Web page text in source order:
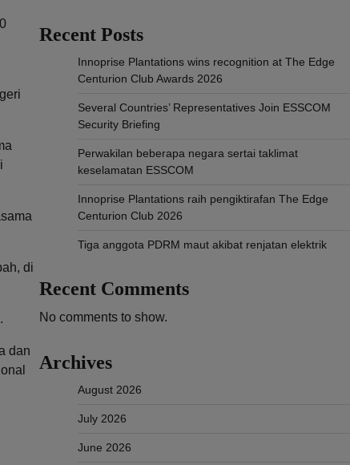
di
dan
Recent Posts
Innoprise Plantations wins recognition at The Edge
Centurion Club Awards 2026
Several Countries’ Representatives Join ESSCOM
Security Briefing
Perwakilan beberapa negara sertai taklimat
keselamatan ESSCOM
Innoprise Plantations raih pengiktirafan The Edge
Centurion Club 2026
Tiga anggota PDRM maut akibat renjatan elektrik
Recent Comments
No comments to show.
Archives
August 2026
July 2026
June 2026